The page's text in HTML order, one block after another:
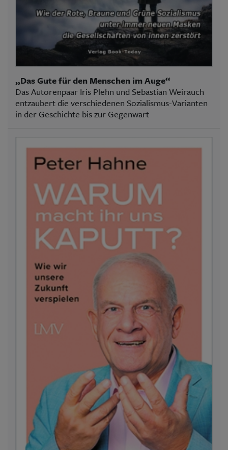
„Das Gute für den Menschen im Auge“
Das Autorenpaar Iris Plehn und Sebastian Weirauch
entzaubert die verschiedenen Sozialismus-Varianten
in der Geschichte bis zur Gegenwart